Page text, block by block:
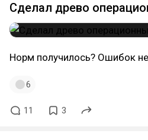
Сделал древо
Норм получилось? Ошибок
6
11 3